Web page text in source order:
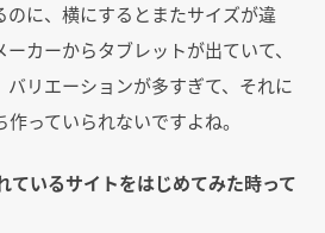
のに、横にするとまたサイズが違
カーからタブレットが出ていて、
バリエーションが多すぎて、それに
っていられないですよね。
いるサイトをはじめてみた時って